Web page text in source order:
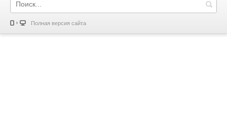
Полная версия сайта